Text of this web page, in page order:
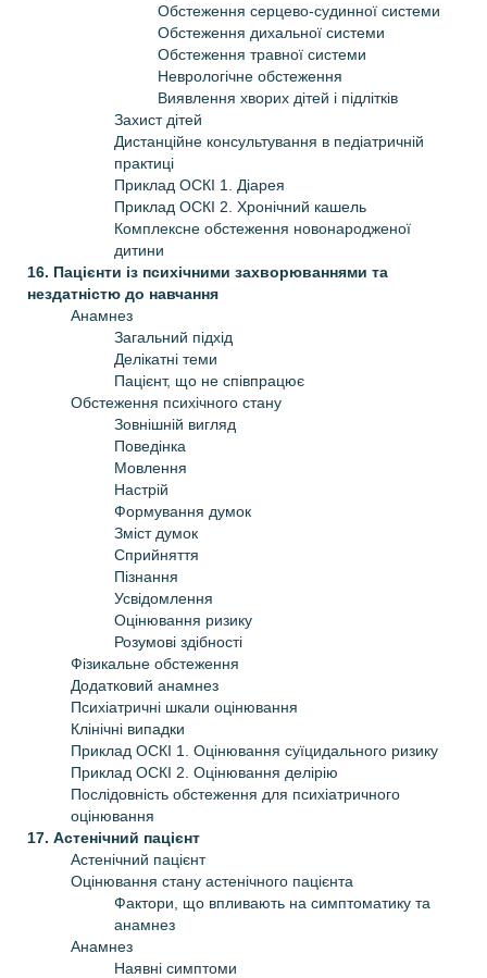
Обстеження серцево-судинної системи
Обстеження дихальної системи
Обстеження травної системи
Неврологічне обстеження
Виявлення хворих дітей і підлітків
Захист дітей
Дистанційне консультування в педіатричній
практиці
Приклад ОСКІ 1. Діарея
Приклад ОСКІ 2. Хронічний кашель
Комплексне обстеження новонародженої
дитини
16. Пацієнти із психічними захворюваннями та
нездатністю до навчання
Анамнез
Загальний підхід
Делікатні теми
Пацієнт, що не співпрацює
Обстеження психічного стану
Зовнішній вигляд
Поведінка
Мовлення
Настрій
Формування думок
Зміст думок
Сприйняття
Пізнання
Усвідомлення
Оцінювання ризику
Розумові здібності
Фізикальне обстеження
Додатковий анамнез
Психіатричні шкали оцінювання
Клінічні випадки
Приклад ОСКІ 1. Оцінювання суїцидального ризику
Приклад ОСКІ 2. Оцінювання делірію
Послідовність обстеження для психіатричного
оцінювання
17. Астенічний пацієнт
Астенічний пацієнт
Оцінювання стану астенічного пацієнта
Фактори, що впливають на симптоматику та
анамнез
Анамнез
Наявні симптоми